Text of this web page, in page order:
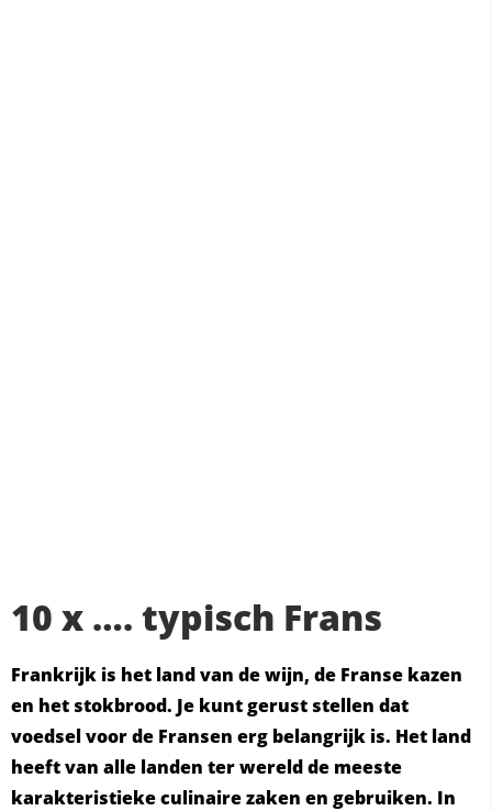
10 x …. typisch Frans
Frankrijk is het land van de wijn, de Franse kazen
en het stokbrood. Je kunt gerust stellen dat
voedsel voor de Fransen erg belangrijk is. Het land
heeft van alle landen ter wereld de meeste
karakteristieke culinaire zaken en gebruiken. In